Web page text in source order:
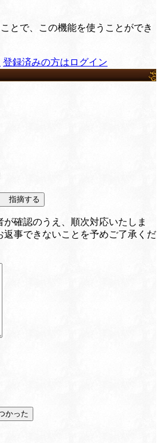
とで、この機能を使うことができ
登録済みの方はログイン
指摘する
確認のうえ、順次対応いたしま
返事できないことを予めご了承くだ
かった